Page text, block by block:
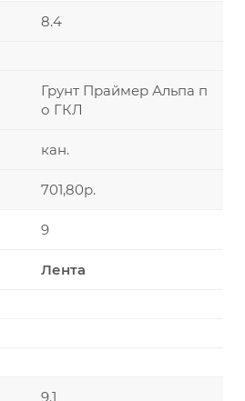
8.4
Грунт Праймер Альпа п
о ГКЛ
кан.
701,80р.
9
Лента
9.1